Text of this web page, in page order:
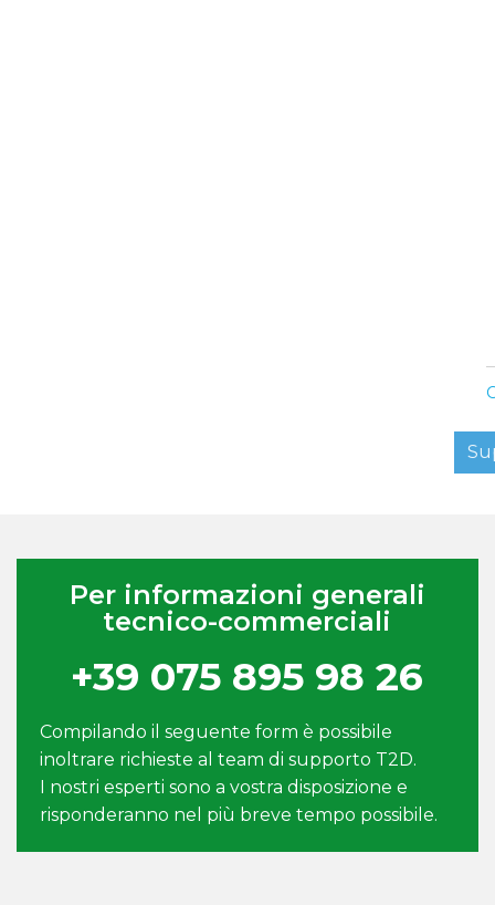
Per informazioni generali
tecnico-commerciali
+39 075 895 98 26
Compilando il seguente form è possibile
inoltrare richieste al team di supporto T2D.
I nostri esperti sono a vostra disposizione e
risponderanno nel più breve tempo possibile.